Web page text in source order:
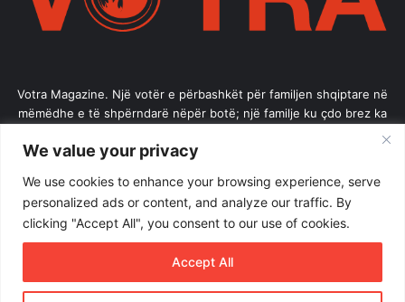
We value your privacy
We use cookies to enhance your browsing experience, serve
personalized ads or content, and analyze our traffic. By
clicking "Accept All", you consent to our use of cookies.
Accept All
Votra Magazine. Një votër e përbashkët për familjen shqiptare në
mëmëdhe e të shpërndarë nëpër botë; një familje ku çdo brez ka
Enter
Email